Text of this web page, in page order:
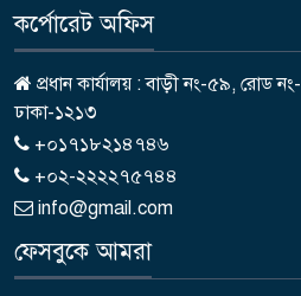
কর্পোরেট অফিস
প্রধান কার্যালয় : বাড়ী নং-৫৯, রোড
ঢাকা-১২১৩
+০১৭১৮২১৪৭৪৬
+০২-২২২২৭৫৭৪৪
info@gmail.com
ফেসবুকে আমরা